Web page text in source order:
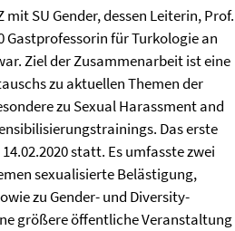
SU Gender, dessen Leiterin, Prof.
Gastprofessorin für Turkologie an
Ziel der Zusammenarbeit ist eine
zu aktuellen Themen der
zu Sexual Harassment and
Das erste
statt. Es umfasste zwei
sexualisierte Belästigung,
zu Gender- und Diversity-
größere öffentliche Veranstaltung